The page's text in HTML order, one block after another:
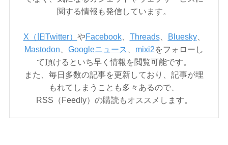
関する情報も発信しています。
X（旧Twitter） やFacebook、 Threads、 Bluesky、
Mastodon
Googleニュース mixi2をフォローし
て頂けるといち早く情報を閲覧可能です。
また、毎日多数の記事を更新しており、記事が埋
もれてしまうことも多々あるので、
RSS（Feedly）の購読もオススメします。